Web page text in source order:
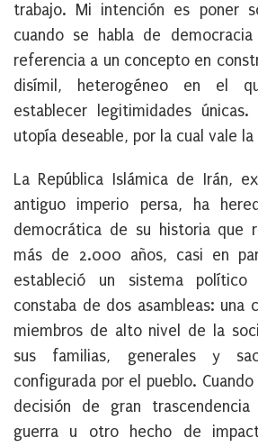
trabajo. Mi intención es poner
cuando se habla de
referencia a un concepto en
disímil, heterogéneo en el
establecer legitimidades
utopía deseable, por la cual vale la
La República Islámica de Irán,
antiguo imperio persa, ha
democrática de su historia que
más de 2.000 años, casi en
estableció un sistema político
constaba de dos asambleas: una
miembros de alto nivel de la
sus familias, generales y
configurada por el pueblo.
decisión de gran
guerra u otro hecho de